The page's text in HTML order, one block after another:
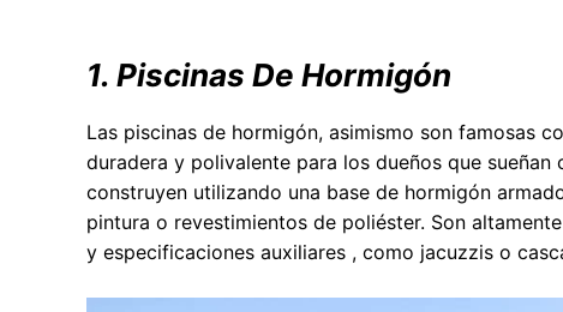
1. Piscinas De Hormigón
Las piscinas de hormigón, asimismo son famosas
duradera y polivalente para los dueños que
construyen utilizando una base de hormigón
pintura o revestimientos de poliéster. Son
y especificaciones auxiliares , como jacuzzis o